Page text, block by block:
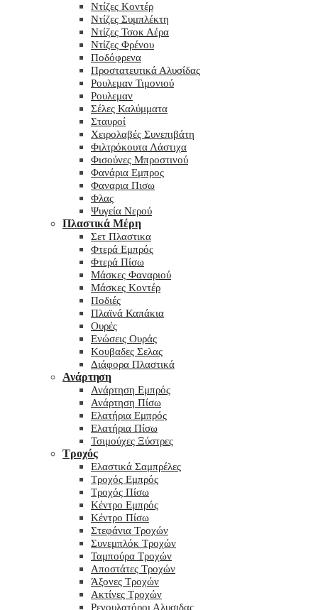
Ντίζες Κοντέρ
Ντίζες Συμπλέκτη
Ντίζες Τσοκ Αέρα
Ντίζες Φρένου
Ποδόφρενα
Προστατευτικά Αλυσίδας
Ρουλεμαν Τιμονιού
Ρουλεμαν
Σέλες Καλύμματα
Σταυροί
Χειρολαβές Συνεπιβάτη
Φιλτρόκουτα Λάστιχα
Φισούνες Μπροστινού
Φανάρια Εμπρος
Φαναρια Πισω
Φλας
Ψυγεία Νερού
Πλαστικά Μέρη
Σετ Πλαστικα
Φτερά Εμπρός
Φτερά Πίσω
Μάσκες Φαναριού
Μάσκες Κοντέρ
Ποδιές
Πλαϊνά Καπάκια
Ουρές
Ενώσεις Ουράς
Κουβαδες Σελας
Διάφορα Πλαστικά
Ανάρτηση
Ανάρτηση Εμπρός
Ανάρτηση Πίσω
Ελατήρια Εμπρός
Ελατήρια Πίσω
Τσιμούχες Ξύστρες
Τροχός
Ελαστικά Σαμπρέλες
Τροχός Εμπρός
Τροχός Πίσω
Κέντρο Εμπρός
Κέντρο Πίσω
Στεφάνια Τροχών
Συνεμπλόκ Τροχών
Ταμπούρα Τροχών
Αποστάτες Τροχών
Άξονες Τροχών
Ακτίνες Τροχών
Ρεγουλατόροι Αλυσιδας